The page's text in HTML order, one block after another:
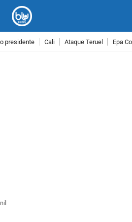
presidente Cali Ataque Teruel Epa